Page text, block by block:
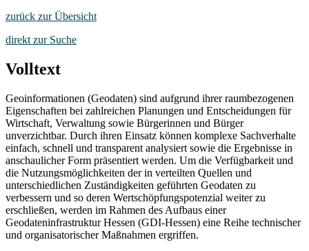
zurück zur Übersicht
direkt zur Suche
Volltext
Geoinformationen (Geodaten) sind aufgrund ihrer raumbezogenen
Eigenschaften bei zahlreichen Planungen und Entscheidungen für
Wirtschaft, Verwaltung sowie Bürgerinnen und Bürger
unverzichtbar. Durch ihren Einsatz können komplexe Sachverhalte
einfach, schnell und transparent analysiert sowie die Ergebnisse in
anschaulicher Form präsentiert werden. Um die Verfügbarkeit und
die Nutzungsmöglichkeiten der in verteilten Quellen und
unterschiedlichen Zuständigkeiten geführten Geodaten zu
verbessern und so deren Wertschöpfungspotenzial weiter zu
erschließen, werden im Rahmen des Aufbaus einer
Geodateninfrastruktur Hessen (GDI-Hessen) eine Reihe technischer
und organisatorischer Maßnahmen ergriffen.